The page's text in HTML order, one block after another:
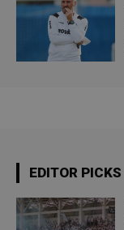
EDITOR PICKS